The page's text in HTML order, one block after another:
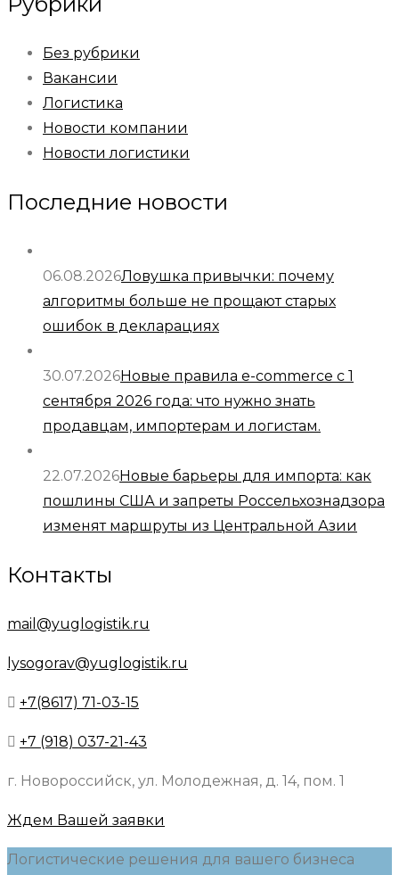
Без рубрики
Вакансии
Логистика
Новости компании
Новости логистики
Последние новости
06.08.2026Ловушка привычки: почему
алгоритмы больше не прощают старых
ошибок в декларациях
30.07.2026Новые правила e-commerce с 1
сентября 2026 года: что нужно знать
продавцам, импортерам и логистам.
22.07.2026Новые барьеры для импорта: как
пошлины США и запреты Россельхознадзора
изменят маршруты из Центральной Азии
Контакты
mail@yuglogistik.ru
lysogorav@yuglogistik.ru
+7(8617) 71-03-15
+7 (918) 037-21-43
г. Новороссийск, ул. Молодежная, д. 14, пом. 1
Ждем Вашей заявки
Логистические решения для вашего бизнеса